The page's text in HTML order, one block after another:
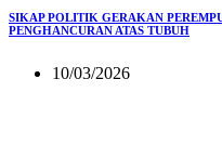
SIKAP POLITIK GERAKAN
PENGHANCURAN ATAS TUBUH
10/03/2026